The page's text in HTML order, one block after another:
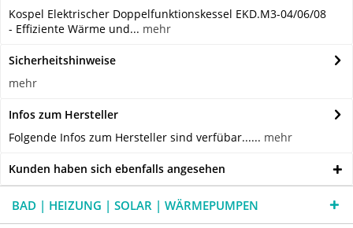
Kospel Elektrischer Doppelfunktionskessel EKD.M3-04/06/08
- Effiziente Wärme und... mehr
Sicherheitshinweise
mehr
Infos zum Hersteller
Folgende Infos zum Hersteller sind verfübar...... mehr
Kunden haben sich ebenfalls angesehen
BAD | HEIZUNG | SOLAR | WÄRMEPUMPEN